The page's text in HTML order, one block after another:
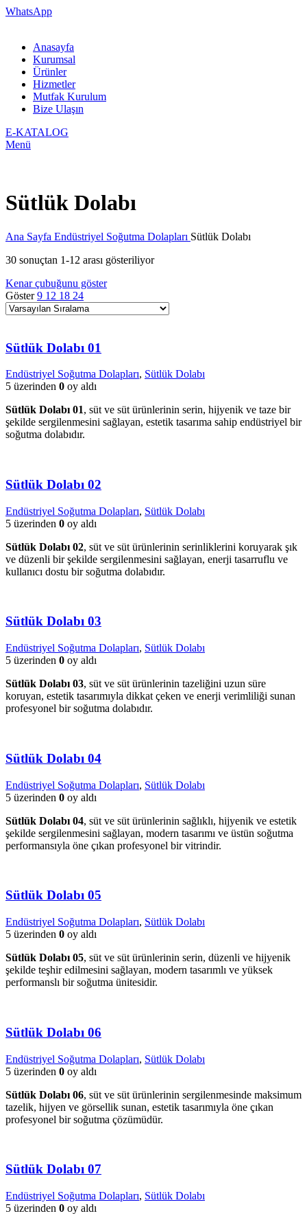
WhatsApp
Anasayfa
Kurumsal
Ürünler
Hizmetler
Mutfak Kurulum
Bize Ulaşın
E-KATALOG
Menü
Sütlük Dolabı
Ana Sayfa Endüstriyel Soğutma Dolapları Sütlük Dolabı
30 sonuçtan 1-12 arası gösteriliyor
Kenar çubuğunu göster
Göster9 12 18 24
Sütlük Dolabı 01
Endüstriyel Soğutma Dolapları, Sütlük Dolabı
5 üzerinden 0 oy aldı
Sütlük Dolabı 01, süt ve süt ürünlerinin serin, hijyenik ve taze bir
şekilde sergilenmesini sağlayan, estetik tasarıma sahip endüstriyel bir
soğutma dolabıdır.
Sütlük Dolabı 02
Endüstriyel Soğutma Dolapları, Sütlük Dolabı
5 üzerinden 0 oy aldı
Sütlük Dolabı 02, süt ve süt ürünlerinin serinliklerini koruyarak şık
ve düzenli bir şekilde sergilenmesini sağlayan, enerji tasarruflu ve
kullanıcı dostu bir soğutma dolabıdır.
Sütlük Dolabı 03
Endüstriyel Soğutma Dolapları, Sütlük Dolabı
5 üzerinden 0 oy aldı
Sütlük Dolabı 03, süt ve süt ürünlerinin tazeliğini uzun süre
koruyan, estetik tasarımıyla dikkat çeken ve enerji verimliliği sunan
profesyonel bir soğutma dolabıdır.
Sütlük Dolabı 04
Endüstriyel Soğutma Dolapları, Sütlük Dolabı
5 üzerinden 0 oy aldı
Sütlük Dolabı 04, süt ve süt ürünlerinin sağlıklı, hijyenik ve estetik
şekilde sergilenmesini sağlayan, modern tasarımı ve üstün soğutma
performansıyla öne çıkan profesyonel bir vitrindir.
Sütlük Dolabı 05
Endüstriyel Soğutma Dolapları, Sütlük Dolabı
5 üzerinden 0 oy aldı
Sütlük Dolabı 05, süt ve süt ürünlerinin serin, düzenli ve hijyenik
şekilde teşhir edilmesini sağlayan, modern tasarımlı ve yüksek
performanslı bir soğutma ünitesidir.
Sütlük Dolabı 06
Endüstriyel Soğutma Dolapları, Sütlük Dolabı
5 üzerinden 0 oy aldı
Sütlük Dolabı 06, süt ve süt ürünlerinin sergilenmesinde maksimum
tazelik, hijyen ve görsellik sunan, estetik tasarımıyla öne çıkan
profesyonel bir soğutma çözümüdür.
Sütlük Dolabı 07
Endüstriyel Soğutma Dolapları, Sütlük Dolabı
5 üzerinden 0 oy aldı